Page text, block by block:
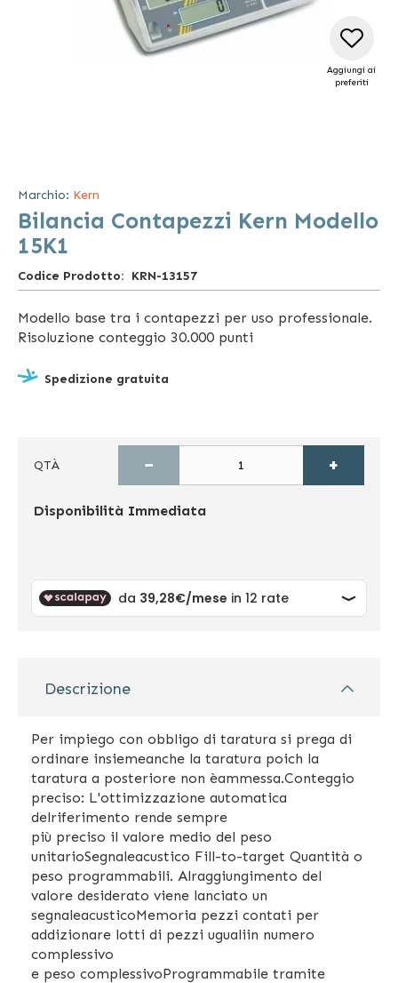
galleria
di
immagini
Aggiungi ai
preferiti
Marchio: Kern
Bilancia Contapezzi Kern Modello
15K1
Codice Prodotto KRN-13157
Modello base tra i contapezzi per uso professionale.
Risoluzione conteggio 30.000 punti
Spedizione gratuita
QTÀ − +
Disponibilità Immediata
Descrizione
Per impiego con obbligo di taratura si prega di
ordinare insiemeanche la taratura poich la
taratura a posteriore non èammessa.Conteggio
preciso: L'ottimizzazione automatica
delriferimento rende sempre
più preciso il valore medio del peso
unitarioSegnaleacustico Fill-to-target Quantità o
peso programmabili. Alraggiungimento del
valore desiderato viene lanciato un
segnaleacusticoMemoria pezzi contati per
addizionare lotti di pezzi ugualiin numero
complessivo
e peso complessivoProgrammabile tramite